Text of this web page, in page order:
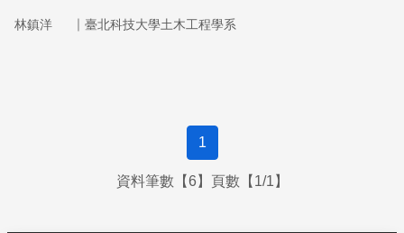
林鎮洋 ｜ 臺北科技大學土木工程學系
1
資料筆數【6】頁數【1/1】